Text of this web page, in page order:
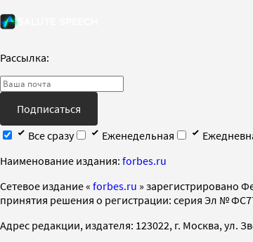
Рассылка:
Подписаться
Все сразу
Еженедельная
Наименование издания: forbes.ru
Cетевое издание « forbes.ru » зарегистрировано
принятия решения о регистрации: серия Эл №
Адрес редакции, издателя: 123022, г. Москва, ул.